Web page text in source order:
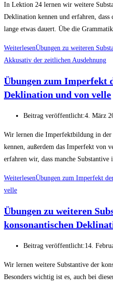
In Lektion 24 lernen wir weitere
Deklination kennen und erfahren,
lange etwas dauert. Übe die
WeiterlesenÜbungen zu weiteren
Akkusativ der zeitlichen Ausdehnung
Übungen zum Imperfekt
Deklination und von velle
Beitrag veröffentlicht:4. März
Wir lernen die Imperfektbildung in
kennen, außerdem das Imperfekt von
erfahren wir, dass manche
WeiterlesenÜbungen zum Imperfekt
velle
Übungen zu weiteren
konsonantischen
Beitrag veröffentlicht:14.
Wir lernen weitere Substantive der
Besonders wichtig ist es, auch bei